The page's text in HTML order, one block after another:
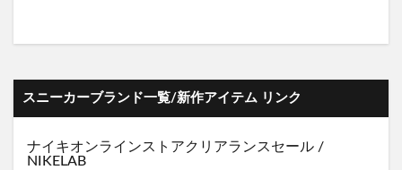
スニーカーブランド一覧/新作アイテム リンク
ナイキオンラインストアクリアランスセール /
NIKELAB